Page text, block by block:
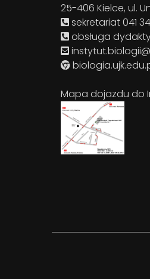
25-406 Kielce, ul.
sekretariat 041
obsługa
Mapa dojazdu do